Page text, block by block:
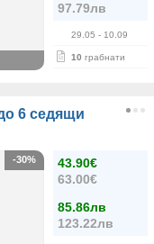
97.79лв
29.05 - 10.09
10 грабнати
6 седящи
43.90€
63.00€
85.86лв
123.22лв
-30%